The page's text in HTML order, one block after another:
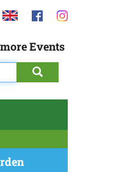
more Events